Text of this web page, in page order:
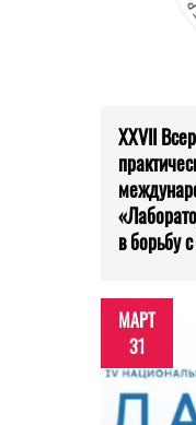
XXVII
в борьбу
МАРТ
31